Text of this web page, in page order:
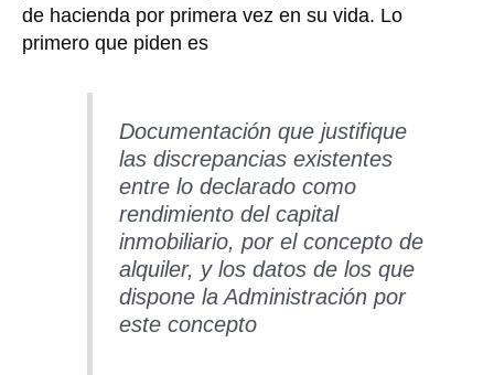
de hacienda por primera vez en su vida. Lo
primero que piden es
Documentación que justifique
las discrepancias existentes
entre lo declarado como
rendimiento del capital
inmobiliario, por el concepto de
alquiler, y los datos de los que
dispone la Administración por
este concepto